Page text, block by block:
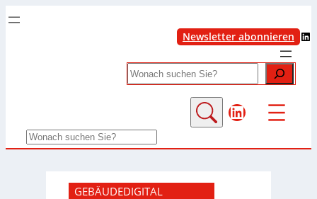
Newsletter abonnieren LinkedIn
Search
LinkedIn
Search
GEBÄUDEDIGITAL